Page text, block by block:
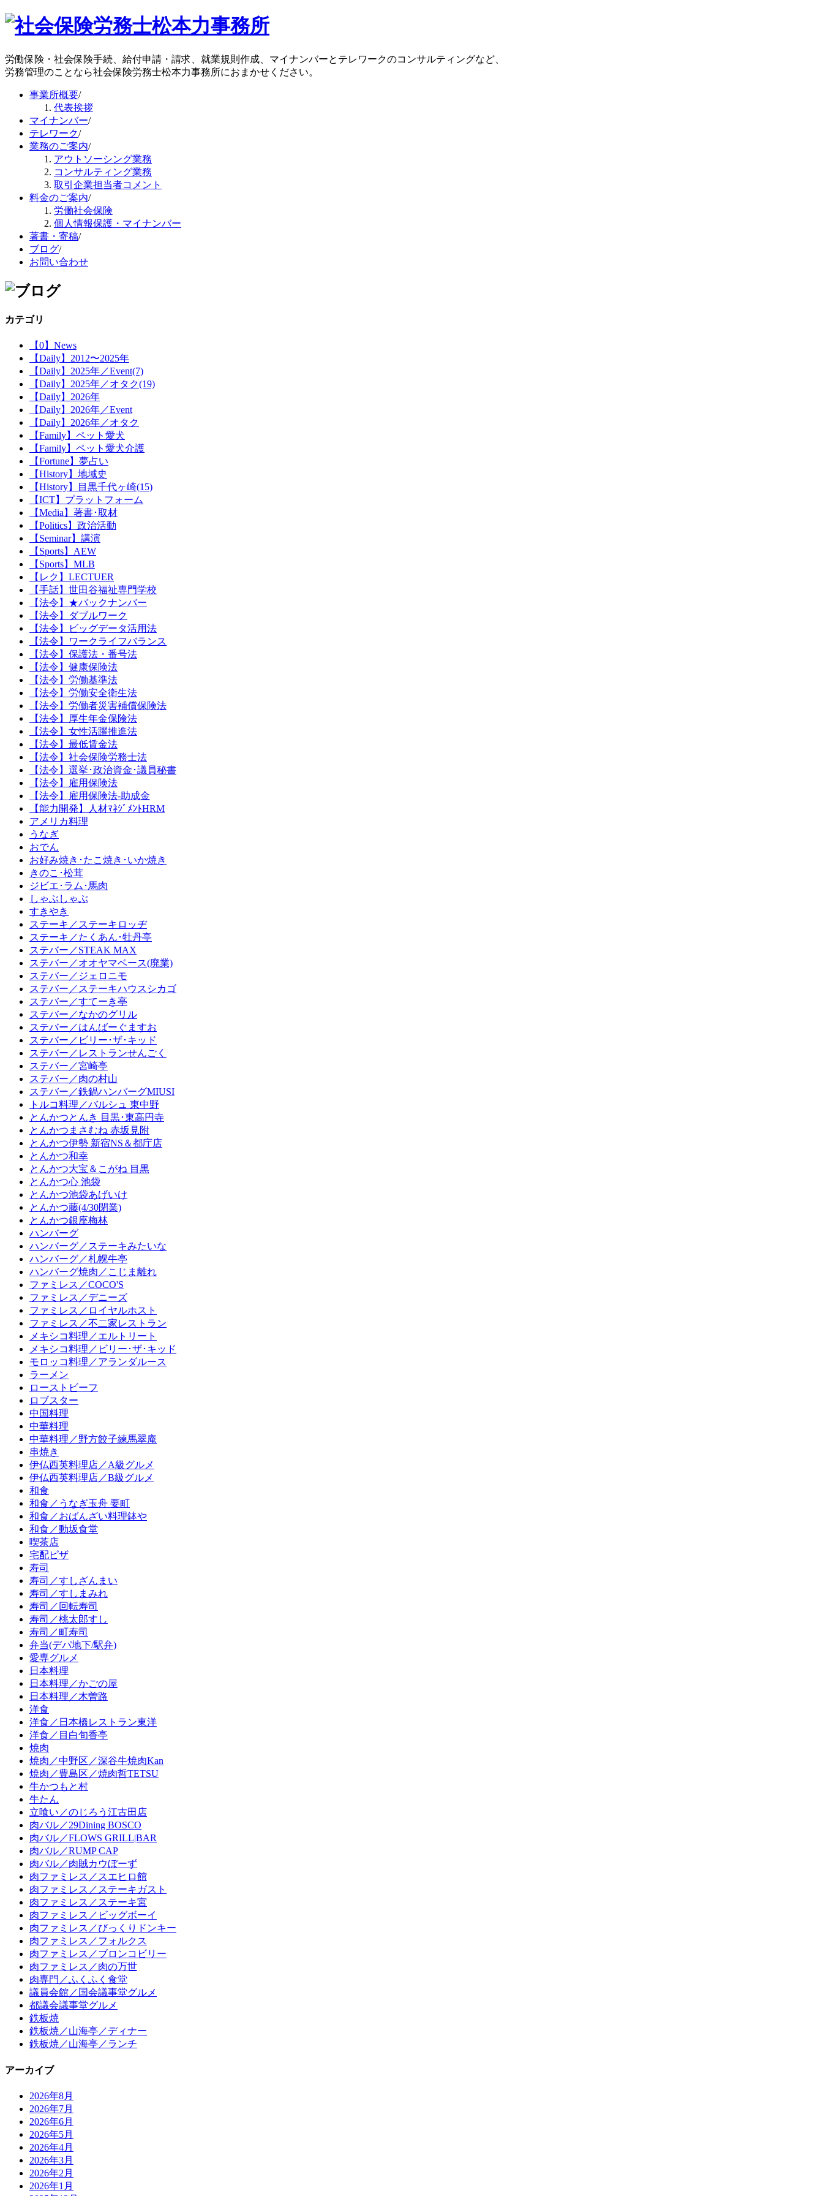
労働保険・社会保険手続、給付申請・請求、就業規則作成、マイナンバーとテレワークのコンサルティングなど、
労務管理のことなら社会保険労務士松本力事務所におまかせください。
事業所概要/
代表挨拶
マイナンバー/
テレワーク/
業務のご案内/
アウトソーシング業務
コンサルティング業務
取引企業担当者コメント
料金のご案内/
労働社会保険
個人情報保護・マイナンバー
著書・寄稿/
ブログ/
お問い合わせ
カテゴリ
【0】News
【Daily】2012〜2025年
【Daily】2025年／Event(7)
【Daily】2025年／オタク(19)
【Daily】2026年
【Daily】2026年／Event
【Daily】2026年／オタク
【Family】ペット愛犬
【Family】ペット愛犬介護
【Fortune】夢占い
【History】地域史
【History】目黒千代ヶ崎(15)
【ICT】プラットフォーム
【Media】著書･取材
【Politics】政治活動
【Seminar】講演
【Sports】AEW
【Sports】MLB
【レク】LECTUER
【手話】世田谷福祉専門学校
【法令】★バックナンバー
【法令】ダブルワーク
【法令】ビッグデータ活用法
【法令】ワークライフバランス
【法令】保護法・番号法
【法令】健康保険法
【法令】労働基準法
【法令】労働安全衛生法
【法令】労働者災害補償保険法
【法令】厚生年金保険法
【法令】女性活躍推進法
【法令】最低賃金法
【法令】社会保険労務士法
【法令】選挙･政治資金･議員秘書
【法令】雇用保険法
【法令】雇用保険法-助成金
【能力開発】人材ﾏﾈｼﾞﾒﾝﾄHRM
アメリカ料理
うなぎ
おでん
お好み焼き･たこ焼き･いか焼き
きのこ･松茸
ジビエ･ラム･馬肉
しゃぶしゃぶ
すきやき
ステーキ／ステーキロッヂ
ステーキ／たくあん･牡丹亭
ステバー／STEAK MAX
ステバー／オオヤマベース(廃業)
ステバー／ジェロニモ
ステバー／ステーキハウスシカゴ
ステバー／すてーき亭
ステバー／なかのグリル
ステバー／はんばーぐますお
ステバー／ビリー･ザ･キッド
ステバー／レストランせんごく
ステバー／宮崎亭
ステバー／肉の村山
ステバー／鉄鍋ハンバーグMIUSI
トルコ料理／バルシュ 東中野
とんかつとんき 目黒･東高円寺
とんかつまさむね 赤坂見附
とんかつ伊勢 新宿NS＆都庁店
とんかつ和幸
とんかつ大宝＆こがね 目黒
とんかつ心 池袋
とんかつ池袋あげいけ
とんかつ藤(4/30閉業)
とんかつ銀座梅林
ハンバーグ
ハンバーグ／ステーキみたいな
ハンバーグ／札幌牛亭
ハンバーグ焼肉／こじま離れ
ファミレス／COCO'S
ファミレス／デニーズ
ファミレス／ロイヤルホスト
ファミレス／不二家レストラン
メキシコ料理／エルトリート
メキシコ料理／ビリー･ザ･キッド
モロッコ料理／アランダルース
ラーメン
ローストビーフ
ロブスター
中国料理
中華料理
中華料理／野方餃子練馬翠庵
串焼き
伊仏西英料理店／A級グルメ
伊仏西英料理店／B級グルメ
和食
和食／うなぎ玉舟 要町
和食／おばんざい料理鉢や
和食／動坂食堂
喫茶店
宅配ピザ
寿司
寿司／すしざんまい
寿司／すしまみれ
寿司／回転寿司
寿司／桃太郎すし
寿司／町寿司
弁当(デパ地下/駅弁)
愛専グルメ
日本料理
日本料理／かごの屋
日本料理／木曽路
洋食
洋食／日本橋レストラン東洋
洋食／目白旬香亭
焼肉
焼肉／中野区／深谷牛焼肉Kan
焼肉／豊島区／焼肉哲TETSU
牛かつもと村
牛たん
立喰い／のじろう江古田店
肉バル／29Dining BOSCO
肉バル／FLOWS GRILL|BAR
肉バル／RUMP CAP
肉バル／肉賊カウぼーず
肉ファミレス／スエヒロ館
肉ファミレス／ステーキガスト
肉ファミレス／ステーキ宮
肉ファミレス／ビッグボーイ
肉ファミレス／びっくりドンキー
肉ファミレス／フォルクス
肉ファミレス／ブロンコビリー
肉ファミレス／肉の万世
肉専門／ふくふく食堂
議員会館／国会議事堂グルメ
都議会議事堂グルメ
鉄板焼
鉄板焼／山海亭／ディナー
鉄板焼／山海亭／ランチ
アーカイブ
2026年8月
2026年7月
2026年6月
2026年5月
2026年4月
2026年3月
2026年2月
2026年1月